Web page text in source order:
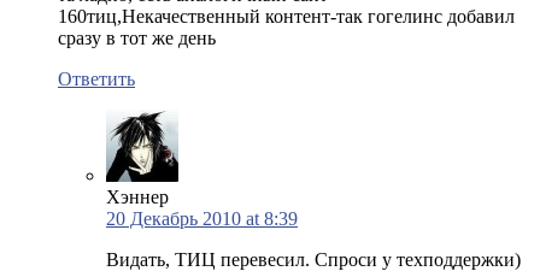
160тиц,Некачественный контент-так гогелинс добавил
сразу в тот же день
Ответить
Хэннер
20 Декабрь 2010 at 8:39
Видать, ТИЦ перевесил. Спроси у техподдержки)